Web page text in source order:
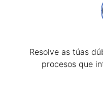
Resolve as túas
procesos que